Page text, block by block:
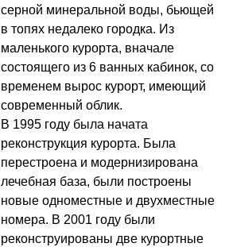
серной минеральной воды, бьющей
в топях недалеко городка. Из
маленького курорта, вначале
состоящего из 6 ванных кабинок, со
временем вырос курорт, имеющий
современный облик.
В 1995 году была начата
реконструкция курорта. Была
перестроена и модернизирована
лечебная база, были построены
новые одноместные и двухместные
номера. В 2001 году были
реконструированы две курортные